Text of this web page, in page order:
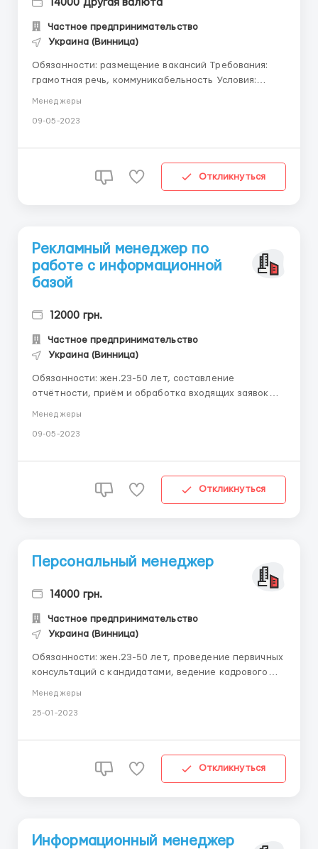
14000 Другая валюта
Частное предпринимательство
Украина (Винница)
Обязанности: размещение вакансий Требования:
грамотная речь, коммуникабельность Условия:
romanivsvetlana718@gmail.com . ...
Менеджеры
09-05-2023
Откликнуться
Рекламный менеджер по
работе с информационной
базой
12000 грн.
Частное предпринимательство
Украина (Винница)
Обязанности: жен.23-50 лет, составление
отчётности, приём и обработка входящих заявок
и выполнять поручения менеджера Условия:
Менеджеры
09-05-2023
Откликнуться
Персональный менеджер
14000 грн.
Частное предпринимательство
Украина (Винница)
Обязанности: жен.23-50 лет, проведение первичных
консультаций с кандидатами, ведение кадрового
удалённая работа на дому, дружный и приветливый
Менеджеры
25-01-2023
Откликнуться
Информационный менеджер